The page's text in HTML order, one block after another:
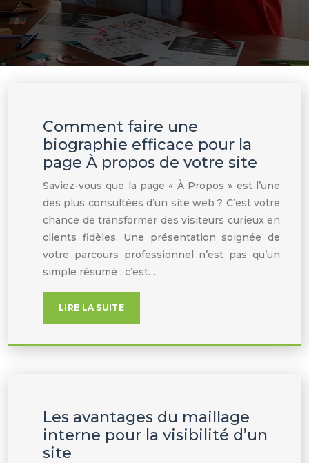
Comment faire une
biographie efficace pour la
page À propos de votre site
Saviez-vous que la page « À Propos » est l’une
des plus consultées d’un site web ? C’est votre
chance de transformer des visiteurs curieux en
clients fidèles. Une présentation soignée de
votre parcours professionnel n’est pas qu’un
simple résumé : c’est…
LIRE LA SUITE
Les avantages du maillage
interne pour la visibilité d’un
site